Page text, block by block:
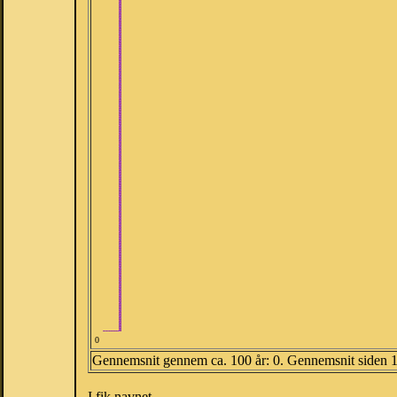
0
Gennemsnit gennem ca. 100 år: 0. Gennemsnit siden